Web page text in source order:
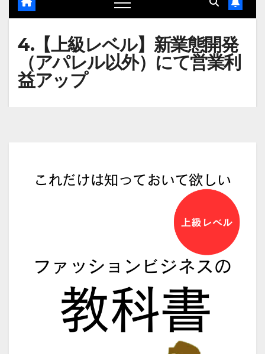
4.【上級レベル】新業態開発
（アパレル以外）にて営業利
益アップ